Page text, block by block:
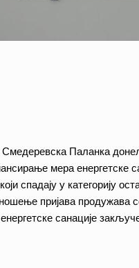
Паланка
мера енергетске
спадају у категорију
пријава продужава
санације